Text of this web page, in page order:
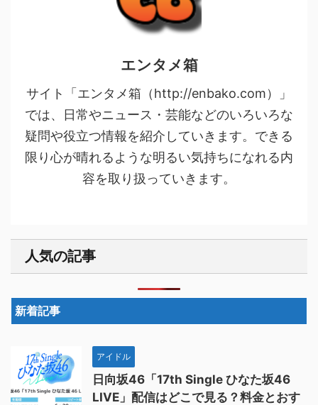
エンタメ箱
サイト「エンタメ箱（http://enbako.com）」
では、日常やニュース・芸能などのいろいろな
疑問や役立つ情報を紹介していきます。できる
限り心が晴れるような明るい気持ちになれる内
容を取り扱っていきます。
人気の記事
新着記事
アイドル
日向坂46「17th Single ひなた坂46
LIVE」配信はどこで見る？料金とおす